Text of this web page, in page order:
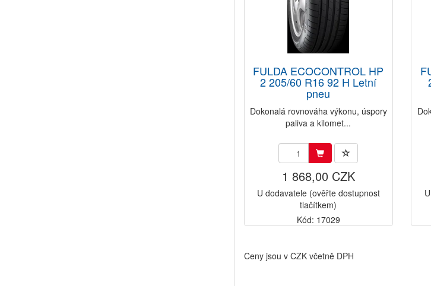
FULDA ECOCONTROL HP
2 205/60 R16 92 H Letní
pneu
Dokonalá rovnováha výkonu, úspory
paliva a kilomet...
1 868,00 CZK
U dodavatele (ověřte dostupnost
tlačítkem)
Kód: 17029
Ceny jsou v CZK včetně DPH